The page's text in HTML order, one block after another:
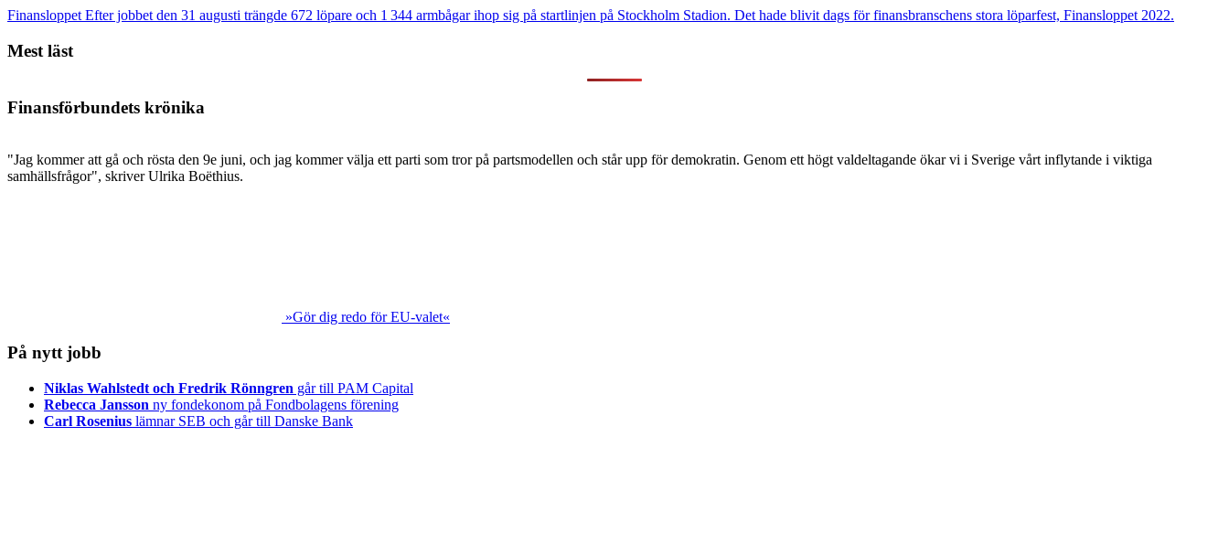
Finansloppet Efter jobbet den 31 augusti trängde 672 löpare och 1 344 armbågar ihop sig på startlinjen på Stockholm Stadion. Det hade blivit dags för finansbranschens stora löparfest, Finansloppet 2022.
Mest läst
Finansförbundets krönika
"Jag kommer att gå och rösta den 9e juni, och jag kommer välja ett parti som tror på partsmodellen och står upp för demokratin. Genom ett högt valdeltagande ökar vi i Sverige vårt inflytande i viktiga
samhällsfrågor", skriver Ulrika Boëthius.
»Gör dig redo för EU-valet«
På nytt jobb
Niklas Wahlstedt och Fredrik Rönngren går till PAM Capital
Rebecca Jansson ny fondekonom på Fondbolagens förening
Carl Rosenius lämnar SEB och går till Danske Bank